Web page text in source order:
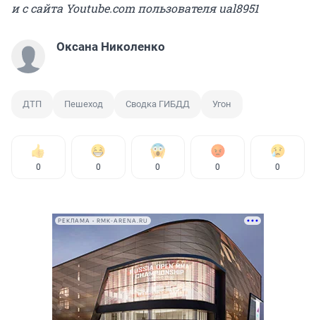
и с сайта Youtube.com пользователя ual8951
Оксана Николенко
ДТП Пешеход Сводка ГИБДД Угон
0 0 0 0 0
РЕКЛАМА • RMK-ARENA.RU